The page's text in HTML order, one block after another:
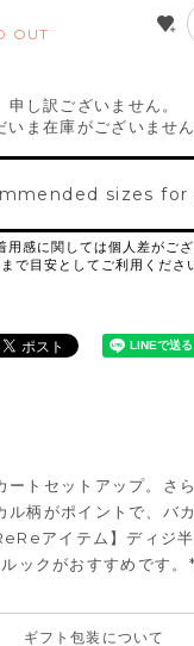
OUT
申し訳ございません。
いま在庫がございません
sizes for
ートセットアップ。さ
ル柄がポイントで、バ
アイテム】ディジ
ックがおすすめです。
ギフト包装について